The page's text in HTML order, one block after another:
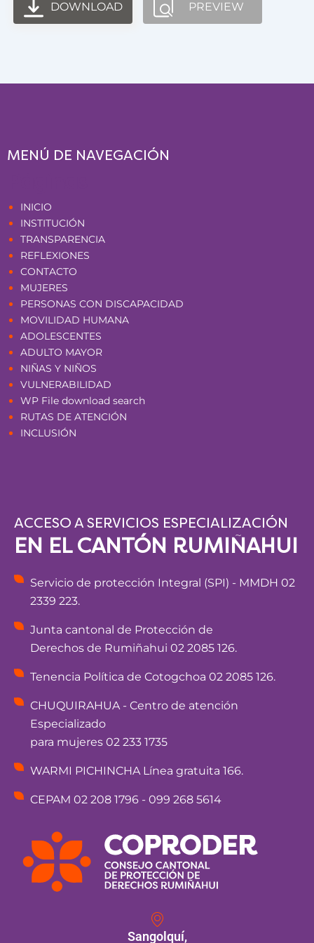
DOWNLOAD PREVIEW
MENÚ DE NAVEGACIÓN
INICIO
INSTITUCIÓN
TRANSPARENCIA
REFLEXIONES
CONTACTO
MUJERES
PERSONAS CON DISCAPACIDAD
MOVILIDAD HUMANA
ADOLESCENTES
ADULTO MAYOR
NIÑAS Y NIÑOS
VULNERABILIDAD
WP File download search
RUTAS DE ATENCIÓN
INCLUSIÓN
ACCESO A SERVICIOS ESPECIALIZACIÓN
EN EL CANTÓN RUMIÑAHUI
Servicio de protección Integral (SPI) - MMDH 02
2339 223.
Junta cantonal de Protección de
Derechos de Rumiñahui 02 2085 126.
Tenencia Política de Cotogchoa 02 2085 126.
CHUQUIRAHUA - Centro de atención
Especializado
para mujeres 02 233 1735
WARMI PICHINCHA Línea gratuita 166.
CEPAM 02 208 1796 - 099 268 5614
Sangolquí,